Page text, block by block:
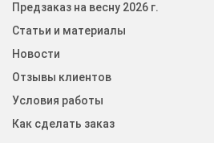
Предзаказ на весну 2026 г.
Статьи и материалы
Новости
Отзывы клиентов
Условия работы
Как сделать заказ